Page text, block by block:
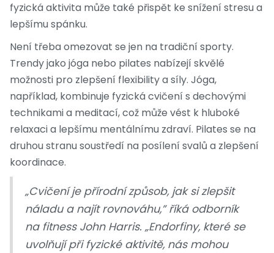
fyzická aktivita může také přispět ke snížení stresu a
lepšímu spánku.
Není třeba omezovat se jen na tradiční sporty.
Trendy jako jóga nebo pilates nabízejí skvělé
možnosti pro zlepšení flexibility a síly. Jóga,
například, kombinuje fyzická cvičení s dechovými
technikami a meditací, což může vést k hluboké
relaxaci a lepšímu mentálnímu zdraví. Pilates se na
druhou stranu soustředí na posílení svalů a zlepšení
koordinace.
„Cvičení je přírodní způsob, jak si zlepšit
náladu a najít rovnováhu,” říká odborník
na fitness John Harris. „Endorfiny, které se
uvolňují při fyzické aktivitě, nás mohou